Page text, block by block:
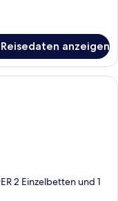
anzeigen
mit einem großen
2 Einzelbetten und 1